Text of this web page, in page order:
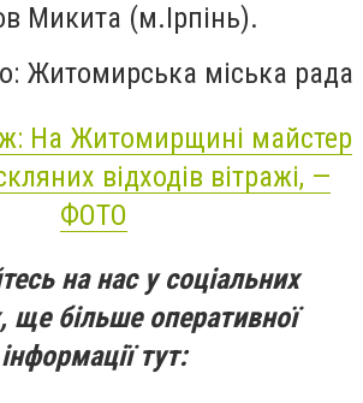
Микита (м.Ірпінь).
Житомирська міська рада
На Житомирщині майстер
відходів вітражі, —
ФОТО
на нас у соціальних
більше оперативної
інформації тут: